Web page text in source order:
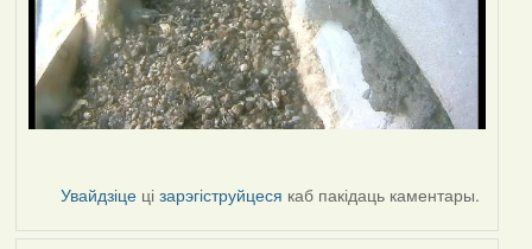
Увайдзіце цізарэгіструйцеся каб пакідаць каментары.